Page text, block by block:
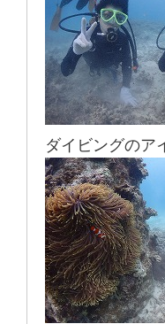
ダイビングのア